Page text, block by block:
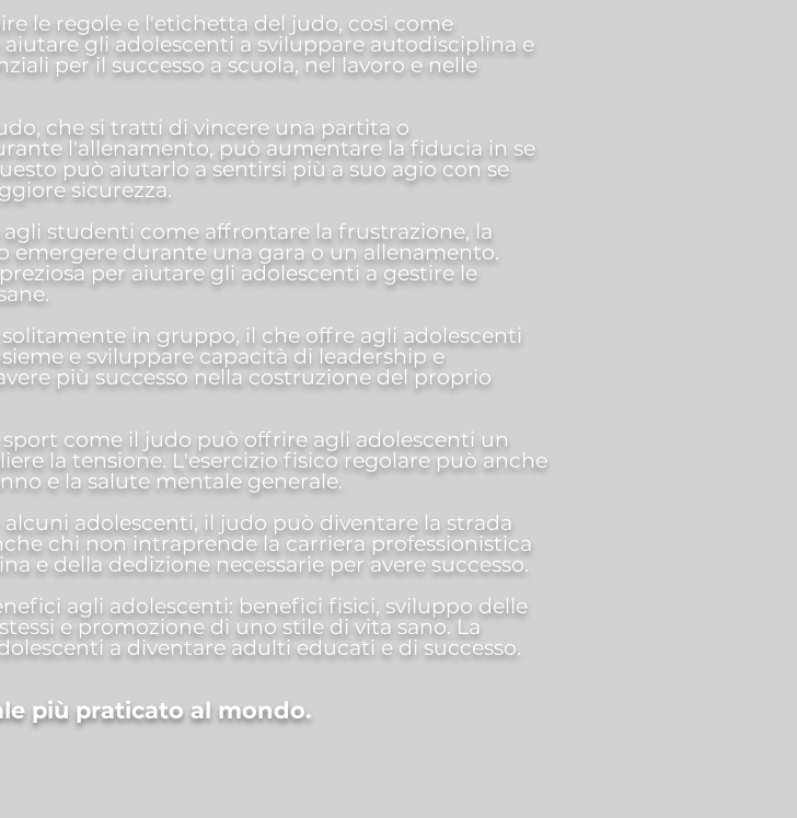
le regole e l'etichetta del judo, così come
gli adolescenti a sviluppare autodisciplina e
per il successo a scuola, nel lavoro e nelle
che si tratti di vincere una partita o
l'allenamento, può aumentare la fiducia in se
può aiutarlo a sentirsi più a suo agio con se
sicurezza.
studenti come affrontare la frustrazione, la
emergere durante una gara o un allenamento.
per aiutare gli adolescenti a gestire le
in gruppo, il che offre agli adolescenti
e sviluppare capacità di leadership e
più successo nella costruzione del proprio
come il judo può offrire agli adolescenti un
la tensione. L'esercizio fisico regolare può anche
e la salute mentale generale.
alcuni adolescenti, il judo può diventare la strada
chi non intraprende la carriera professionistica
e della dedizione necessarie per avere successo.
agli adolescenti: benefici fisici, sviluppo delle
e promozione di uno stile di vita sano. La
a diventare adulti educati e di successo.
più praticato al mondo.